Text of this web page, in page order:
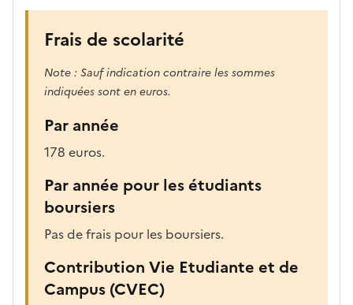
Frais de scolarité
Note : Sauf indication contraire les sommes
indiquées sont en euros.
Par année
178 euros.
Par année pour les étudiants
boursiers
Pas de frais pour les boursiers.
Contribution Vie Etudiante et de
Campus (CVEC)